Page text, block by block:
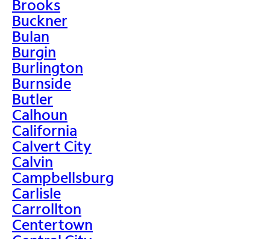
Brooks
Buckner
Bulan
Burgin
Burlington
Burnside
Butler
Calhoun
California
Calvert City
Calvin
Campbellsburg
Carlisle
Carrollton
Centertown